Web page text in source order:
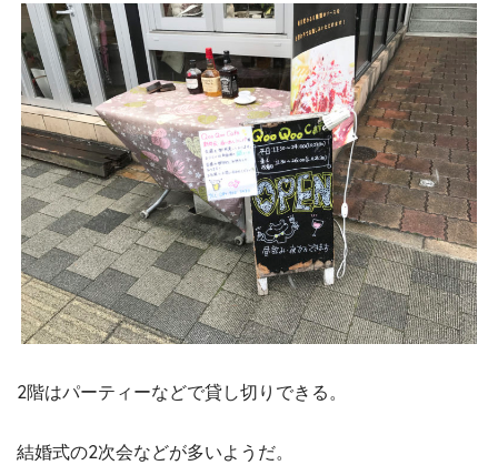
2階はパーティーなどで貸し切りできる。
結婚式の2次会などが多いようだ。